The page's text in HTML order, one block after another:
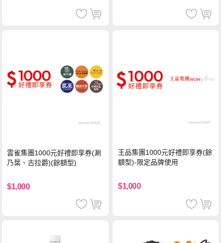
雲雀集團1000元好禮即享券(涮
乃葉、古拉爵)(餘額型)
$1,000
王品集團1000元好禮即享券(餘
額型)-限定品牌使用
$1,000